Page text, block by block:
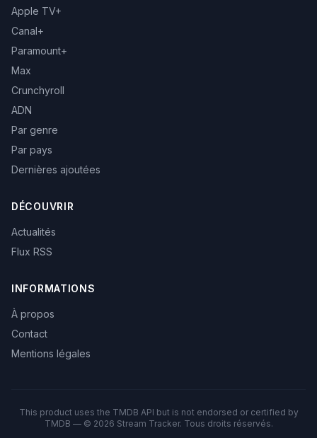
Apple TV+
Canal+
Paramount+
Max
Crunchyroll
ADN
Par genre
Par pays
Dernières ajoutées
DÉCOUVRIR
Actualités
Flux RSS
INFORMATIONS
À propos
Contact
Mentions légales
This product uses the TMDB API but is not endorsed or certified by
TMDB — © 2026 Stream Tracker. Tous droits réservés.